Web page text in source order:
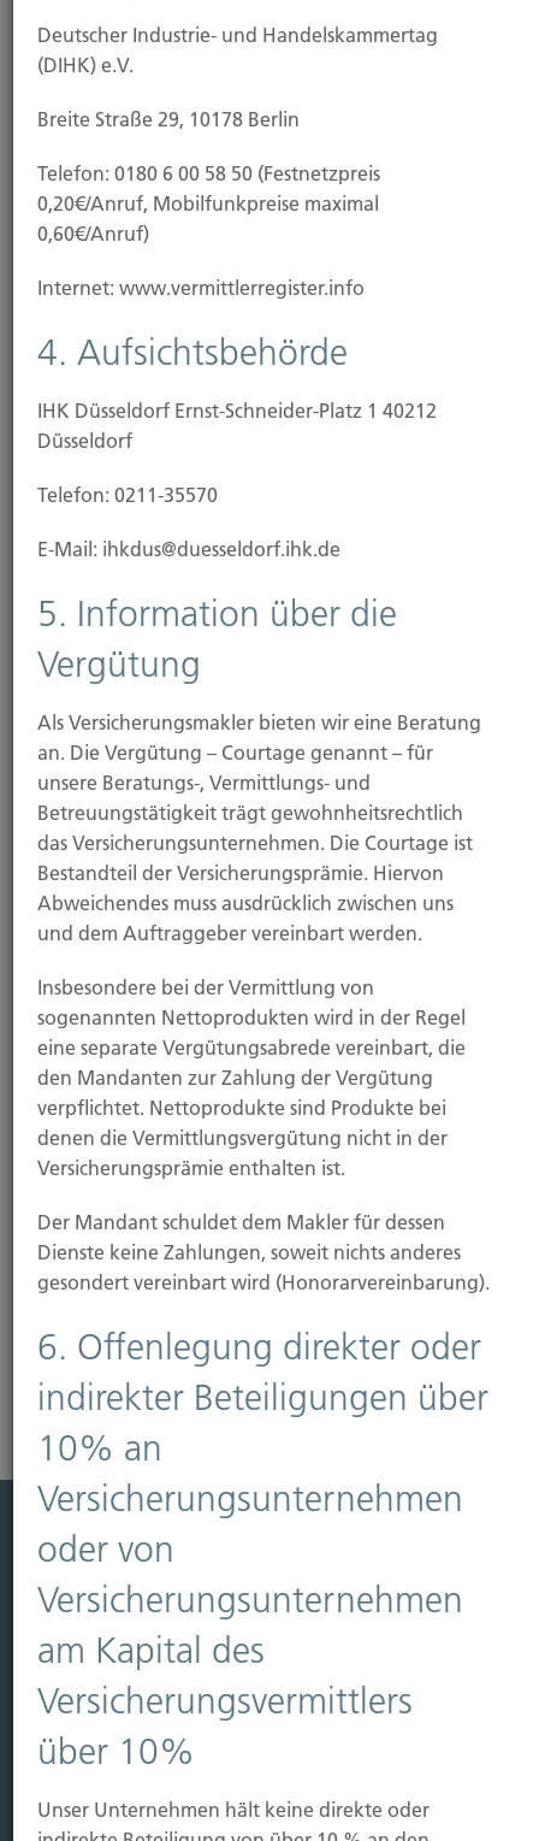
Schadenmanagement, Backoffice und Angebotswesen
Betrieb und Schaden in den Sparten Kraftfahrt und
Tel.: 0211-49 0066
E-Mail
Hubert Brück KG
Inhaber: Dipl. Ökonom Johannes Brück
40479 Düsseldorf
Tel.: 0211-490066
Fax:
0211-4911125
brueck@brueckkg.de
Das Unternehmen
Erfahren Sie mehr über die Hubert Brück KG. Ihr Partner
seit 1903.
Mehr erfahren
Leistung
Leben
Sichern
Immobilien Vers.
Kauf Grundstück
Baufertigstellung/Hauskauf
Deutscher Industrie- und Handelskammertag
(DIHK) e.V.
Breite Straße 29, 10178 Berlin
Telefon: 0180 6 00 58 50 (Festnetzpreis
0,20€/Anruf, Mobilfunkpreise maximal
0,60€/Anruf)
Internet: www.vermittlerregister.info
4. Aufsichtsbehörde
IHK Düsseldorf Ernst-Schneider-Platz 1 40212
Düsseldorf
Telefon: 0211-35570
E-Mail: ihkdus@duesseldorf.ihk.de
5. Information über die
Vergütung
Als Versicherungsmakler bieten wir eine Beratung
an. Die Vergütung – Courtage genannt – für
unsere Beratungs-, Vermittlungs- und
Betreuungstätigkeit trägt gewohnheitsrechtlich
das Versicherungsunternehmen. Die Courtage ist
Bestandteil der Versicherungsprämie. Hiervon
Abweichendes muss ausdrücklich zwischen uns
und dem Auftraggeber vereinbart werden.
Insbesondere bei der Vermittlung von
sogenannten Nettoprodukten wird in der Regel
eine separate Vergütungsabrede vereinbart, die
den Mandanten zur Zahlung der Vergütung
verpflichtet. Nettoprodukte sind Produkte bei
denen die Vermittlungsvergütung nicht in der
Versicherungsprämie enthalten ist.
Der Mandant schuldet dem Makler für dessen
Dienste keine Zahlungen, soweit nichts anderes
gesondert vereinbart wird (Honorarvereinbarung).
6. Offenlegung direkter oder
indirekter Beteiligungen über
10% an
Versicherungsunternehmen
oder von
Versicherungsunternehmen
am Kapital des
Versicherungsvermittlers
über 10%
Unser Unternehmen hält keine direkte oder